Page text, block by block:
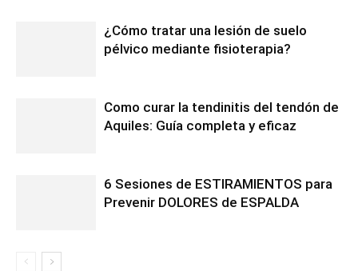
¿Cómo tratar una lesión de suelo
pélvico mediante fisioterapia?
Como curar la tendinitis del tendón de
Aquiles: Guía completa y eficaz
6 Sesiones de ESTIRAMIENTOS para
Prevenir DOLORES de ESPALDA